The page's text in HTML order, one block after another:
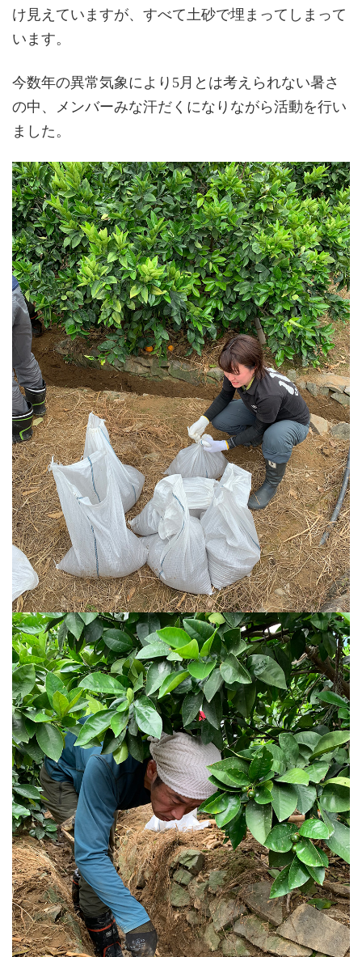
け見えていますが、すべて土砂で埋まってしまって
います。
今数年の異常気象により5月とは考えられない暑さ
の中、メンバーみな汗だくになりながら活動を行い
ました。